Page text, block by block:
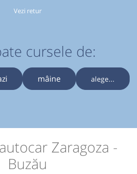
Vezi retur
cursele de:
mâine alege...
Zaragoza -
Buzău